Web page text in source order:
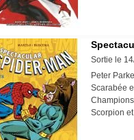
Sortie le
Peter
Scarabée
Scorpion